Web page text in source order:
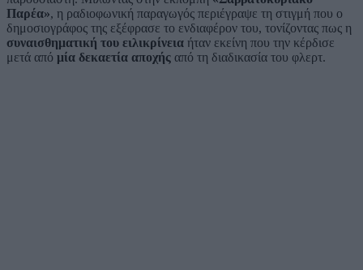
Παρέα», η ραδιοφωνική παραγωγός περιέγραψε τη στιγμή που ο
δημοσιογράφος της εξέφρασε το ενδιαφέρον του, τονίζοντας πως η
συναισθηματική του ειλικρίνεια ήταν εκείνη που την κέρδισε
μετά από μία δεκαετία αποχής από τη διαδικασία του φλερτ.